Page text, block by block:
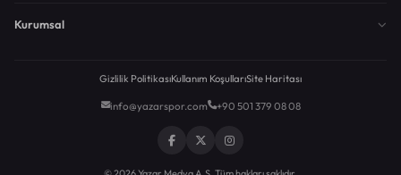
Kurumsal
Gizlilik PolitikasıKullanım KoşullarıSite Haritası
info@yazarspor.com +90 501 379 08 08